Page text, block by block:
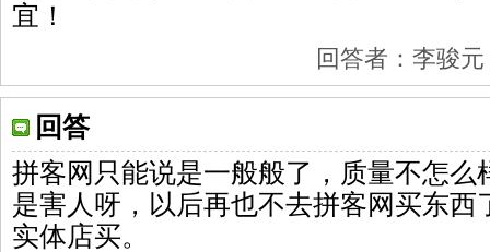
宜！
回答者：李骏
回答
拼客网只能说是一般般了，质量不怎么
是害人呀，以后再也不去拼客网买东西
实体店买。